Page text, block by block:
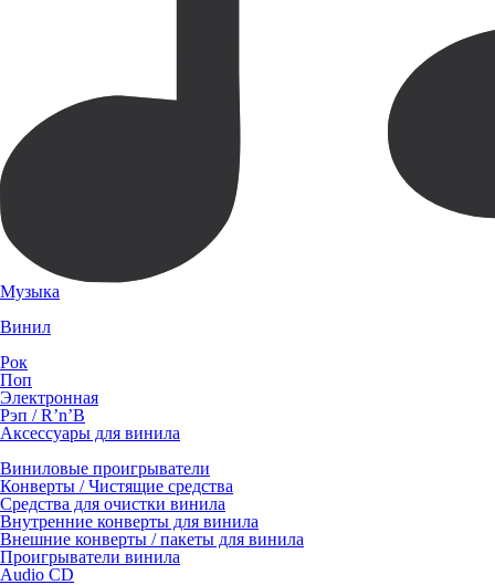
Музыка
Винил
Рок
Поп
Электронная
Рэп / R’n’B
Аксессуары для винила
Виниловые проигрыватели
Конверты / Чистящие средства
Средства для очистки винила
Внутренние конверты для винила
Внешние конверты / пакеты для винила
Проигрыватели винила
Audio CD